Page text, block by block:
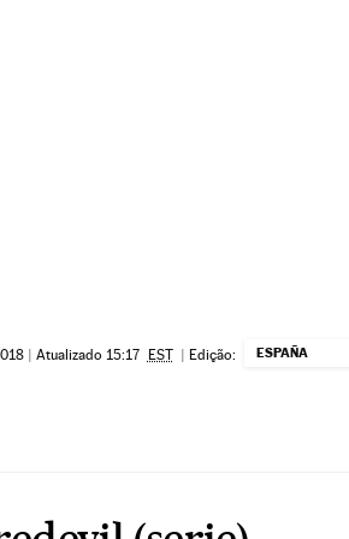
| Atualizado 15:17 EST | Edição: ESPAÑA